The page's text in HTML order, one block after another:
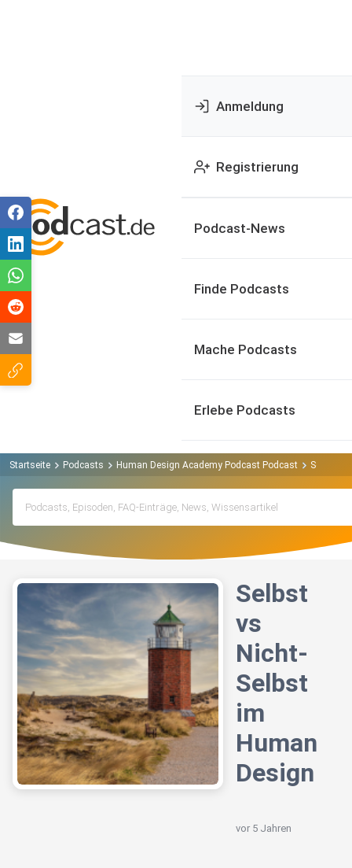
Anmeldung
Registrierung
Podcast-News
Finde Podcasts
Mache Podcasts
Erlebe Podcasts
Startseite Podcasts Human Design Academy Podcast Podcast Selbst vs
Selbst
vs
Nicht-
Selbst
im
Human
Design
vor 5 Jahren